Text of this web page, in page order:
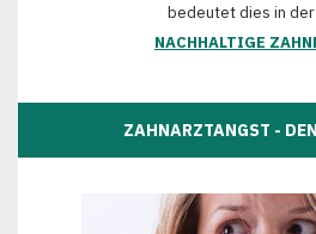
bedeutet dies in der
NACHHALTIGE
ZAHNARZTANGST -